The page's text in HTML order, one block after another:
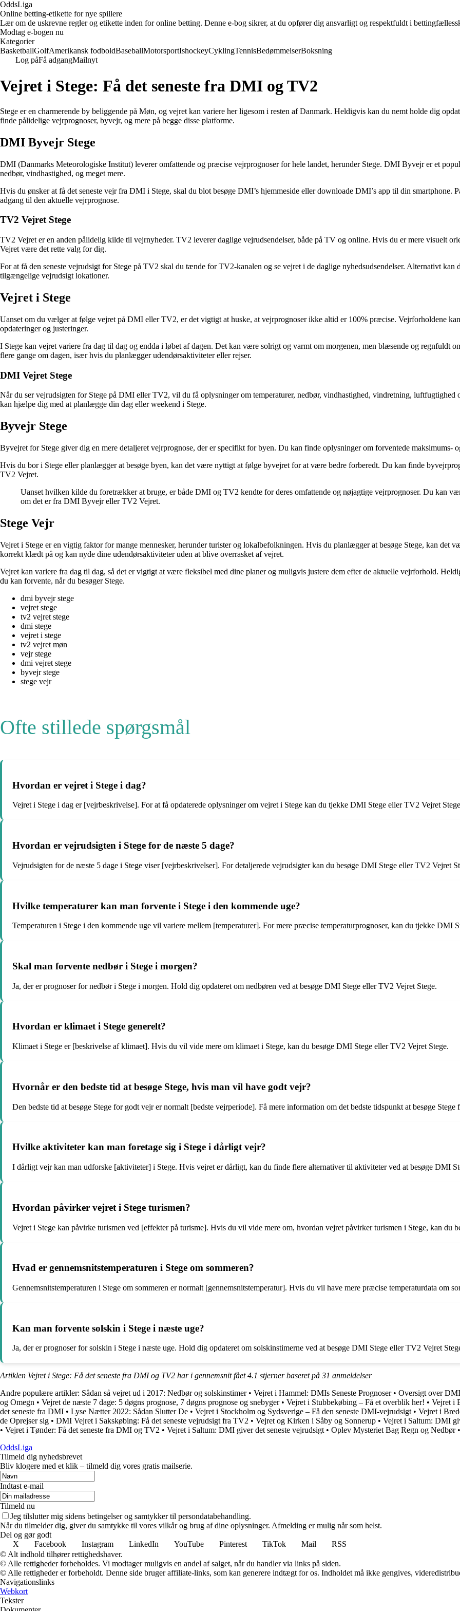
OddsLiga
Online betting-etikette for nye spillere
Lær om de uskrevne regler og etikette inden for online betting. Denne e-bog sikrer, at du opfører dig ansvarligt og respektfuldt i
Modtag e-bogen nu
Kategorier
BasketballGolfAmerikansk fodboldBaseballMotorsportIshockeyCyklingTennisBedømmelserBoksning
Log påFå adgangMailnyt
Vejret i Stege: Få det seneste fra DMI og TV2
Stege er en charmerende by beliggende på Møn, og vejret kan variere her ligesom i resten af Danmark. Heldigvis kan du nemt holde dig
finde pålidelige vejrprognoser, byvejr, og mere på begge disse platforme.
DMI Byvejr Stege
DMI (Danmarks Meteorologiske Institut) leverer omfattende og præcise vejrprognoser for hele landet, herunder Stege. DMI Byvejr er et
nedbør, vindhastighed, og meget mere.
Hvis du ønsker at få det seneste vejr fra DMI i Stege, skal du blot besøge DMI’s hjemmeside eller downloade DMI’s app til din smartphone.
adgang til den aktuelle vejrprognose.
TV2 Vejret Stege
TV2 Vejret er en anden pålidelig kilde til vejrnyheder. TV2 leverer daglige vejrudsendelser, både på TV og online. Hvis du er mere visuelt
Vejret være det rette valg for dig.
For at få den seneste vejrudsigt for Stege på TV2 skal du tænde for TV2-kanalen og se vejret i de daglige nyhedsudsendelser. Alternativt kan
tilgængelige vejrudsigt lokationer.
Vejret i Stege
Uanset om du vælger at følge vejret på DMI eller TV2, er det vigtigt at huske, at vejrprognoser ikke altid er 100% præcise. Vejrforholdene
opdateringer og justeringer.
I Stege kan vejret variere fra dag til dag og endda i løbet af dagen. Det kan være solrigt og varmt om morgenen, men blæsende og regnfuldt
flere gange om dagen, især hvis du planlægger udendørsaktiviteter eller rejser.
DMI Vejret Stege
Når du ser vejrudsigten for Stege på DMI eller TV2, vil du få oplysninger om temperaturer, nedbør, vindhastighed, vindretning,
kan hjælpe dig med at planlægge din dag eller weekend i Stege.
Byvejr Stege
Byvejret for Stege giver dig en mere detaljeret vejrprognose, der er specifikt for byen. Du kan finde oplysninger om forventede maksimums-
Hvis du bor i Stege eller planlægger at besøge byen, kan det være nyttigt at følge byvejret for at være bedre forberedt. Du kan finde
TV2 Vejret.
Uanset hvilken kilde du foretrækker at bruge, er både DMI og TV2 kendte for deres omfattende og nøjagtige vejrprognoser. Du kan
om det er fra DMI Byvejr eller TV2 Vejret.
Stege Vejr
Vejret i Stege er en vigtig faktor for mange mennesker, herunder turister og lokalbefolkningen. Hvis du planlægger at besøge Stege, kan det
korrekt klædt på og kan nyde dine udendørsaktiviteter uden at blive overrasket af vejret.
Vejret kan variere fra dag til dag, så det er vigtigt at være fleksibel med dine planer og muligvis justere dem efter de aktuelle vejrforhold.
du kan forvente, når du besøger Stege.
dmi byvejr stege
vejret stege
tv2 vejret stege
dmi stege
vejret i stege
tv2 vejret møn
vejr stege
dmi vejret stege
byvejr stege
stege vejr
Ofte stillede spørgsmål
Hvordan er vejret i Stege i dag?
Vejret i Stege i dag er [vejrbeskrivelse]. For at få opdaterede oplysninger om vejret i Stege kan du tjekke DMI Stege eller TV2 Vejret
Hvordan er vejrudsigten i Stege for de næste 5 dage?
Vejrudsigten for de næste 5 dage i Stege viser [vejrbeskrivelser]. For detaljerede vejrudsigter kan du besøge DMI Stege eller TV2 Vejret
Hvilke temperaturer kan man forvente i Stege i den kommende uge?
Temperaturen i Stege i den kommende uge vil variere mellem [temperaturer]. For mere præcise temperaturprognoser, kan du tjekke DMI
Skal man forvente nedbør i Stege i morgen?
Ja, der er prognoser for nedbør i Stege i morgen. Hold dig opdateret om nedbøren ved at besøge DMI Stege eller TV2 Vejret Stege.
Hvordan er klimaet i Stege generelt?
Klimaet i Stege er [beskrivelse af klimaet]. Hvis du vil vide mere om klimaet i Stege, kan du besøge DMI Stege eller TV2 Vejret Stege.
Hvornår er den bedste tid at besøge Stege, hvis man vil have godt vejr?
Den bedste tid at besøge Stege for godt vejr er normalt [bedste vejrperiode]. Få mere information om det bedste tidspunkt at besøge
Hvilke aktiviteter kan man foretage sig i Stege i dårligt vejr?
I dårligt vejr kan man udforske [aktiviteter] i Stege. Hvis vejret er dårligt, kan du finde flere alternativer til aktiviteter ved at besøge DMI
Hvordan påvirker vejret i Stege turismen?
Vejret i Stege kan påvirke turismen ved [effekter på turisme]. Hvis du vil vide mere om, hvordan vejret påvirker turismen i Stege, kan du
Hvad er gennemsnitstemperaturen i Stege om sommeren?
Gennemsnitstemperaturen i Stege om sommeren er normalt [gennemsnitstemperatur]. Hvis du vil have mere præcise temperaturdata om
Kan man forvente solskin i Stege i næste uge?
Ja, der er prognoser for solskin i Stege i næste uge. Hold dig opdateret om solskinstimerne ved at besøge DMI Stege eller TV2 Vejret
Artiklen Vejret i Stege: Få det seneste fra DMI og TV2 har i gennemsnit fået4.1 stjerner baseret på 31 anmeldelser
Andre populære artikler: Sådan så vejret ud i 2017: Nedbør og solskinstimer• Vejret i Hammel: DMIs Seneste Prognoser• Oversigt over
og Omegn • Vejret de næste 7 dage: 5 døgns prognose, 7 døgns prognose og snebyger• Vejret i Stubbekøbing – Få et overblik her! • Vejret i
det seneste fra DMI • Lyse Nætter 2022: Sådan Slutter De • Vejret i Stockholm og Sydsverige – Få den seneste DMI-vejrudsigt • Vejret i
de Oprejser sig • DMI Vejret i Sakskøbing: Få det seneste vejrudsigt fra TV2 • Vejret og Kirken i Såby og Sonnerup • Vejret i Saltum: DMI
• Vejret i Tønder: Få det seneste fra DMI og TV2 • Vejret i Saltum: DMI giver det seneste vejrudsigt • Oplev Mysteriet Bag Regn og Nedbør•
OddsLiga
Tilmeld dig nyhedsbrevet
Bliv klogere med et klik – tilmeld dig vores gratis mailserie.
Indtast e-mail
Tilmeld nu
Jeg tilslutter mig sidens betingelser og samtykker til persondatabehandling.
Når du tilmelder dig, giver du samtykke til vores vilkår og brug af dine oplysninger. Afmelding er mulig når som helst.
Del og gør godt
X
Facebook Instagram LinkedIn YouTube Pinterest TikTok Mail
RSS
© Alt indhold tilhører rettighedshaver.
© Alle rettigheder forbeholdes. Vi modtager muligvis en andel af salget, når du handler via links på siden.
© Alle rettigheder er forbeholdt. Denne side bruger affiliate-links, som kan generere indtægt for os. Indholdet må ikke gengives,
Navigationslinks
Webkort
Tekster